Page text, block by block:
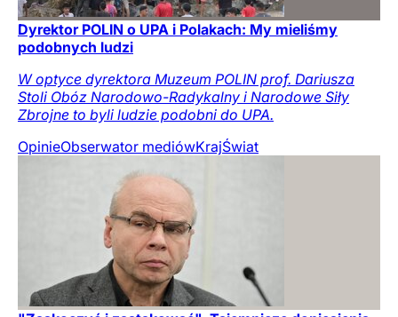
Dyrektor POLIN o UPA i Polakach: My mieliśmy
podobnych ludzi
W optyce dyrektora Muzeum POLIN prof. Dariusza
Stoli Obóz Narodowo-Radykalny i Narodowe Siły
Zbrojne to byli ludzie podobni do UPA.
OpinieObserwator mediówKrajŚwiat